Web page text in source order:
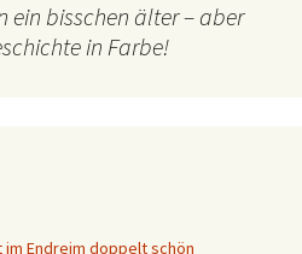
ein bisschen älter – aber
in Farbe!
im Endreim doppelt schön